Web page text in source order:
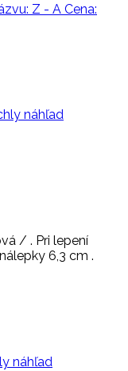
Z - A Cena:
náhľad
/ . Pri lepení
6,3 cm .
náhľad